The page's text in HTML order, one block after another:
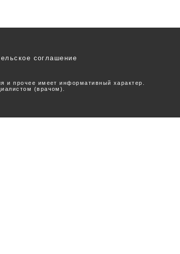
соглашение
и прочее имеет информативный характер.
(врачом).